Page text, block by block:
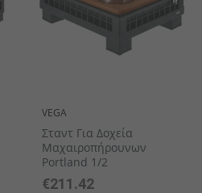
VEGA
Σταντ Για Δοχεία
Μαχαιροπήρουνων
Portland 1/2
€211.42